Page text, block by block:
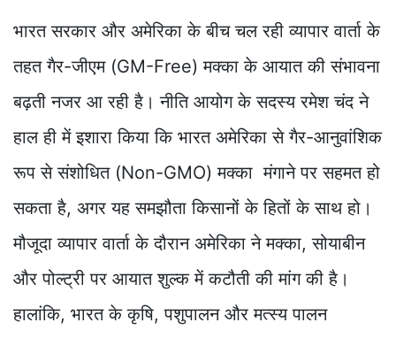
भारत सरकार और अमेरिका के बीच चल रही व्यापार वार्ता के
तहत गैर-जीएम (GM-Free) मक्का के आयात की संभावना
बढ़ती नजर आ रही है। नीति आयोग के सदस्य रमेश चंद ने
हाल ही में इशारा किया कि भारत अमेरिका से गैर-आनुवांशिक
रूप से संशोधित (Non-GMO) मक्का मंगाने पर सहमत हो
सकता है, अगर यह समझौता किसानों के हितों के साथ हो।
मौजूदा व्यापार वार्ता के दौरान अमेरिका ने मक्का, सोयाबीन
और पोल्ट्री पर आयात शुल्क में कटौती की मांग की है।
हालांकि, भारत के कृषि, पशुपालन और मत्स्य पालन